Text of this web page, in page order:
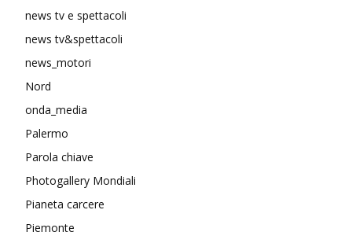
news tv e spettacoli
news tv&spettacoli
news_motori
Nord
onda_media
Palermo
Parola chiave
Photogallery Mondiali
Pianeta carcere
Piemonte